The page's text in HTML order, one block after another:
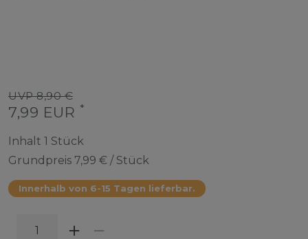
UVP 8,90 €
7,99 EUR *
Inhalt 1 Stück
Grundpreis 7,99 € / Stück
Innerhalb von 6-15 Tagen lieferbar.